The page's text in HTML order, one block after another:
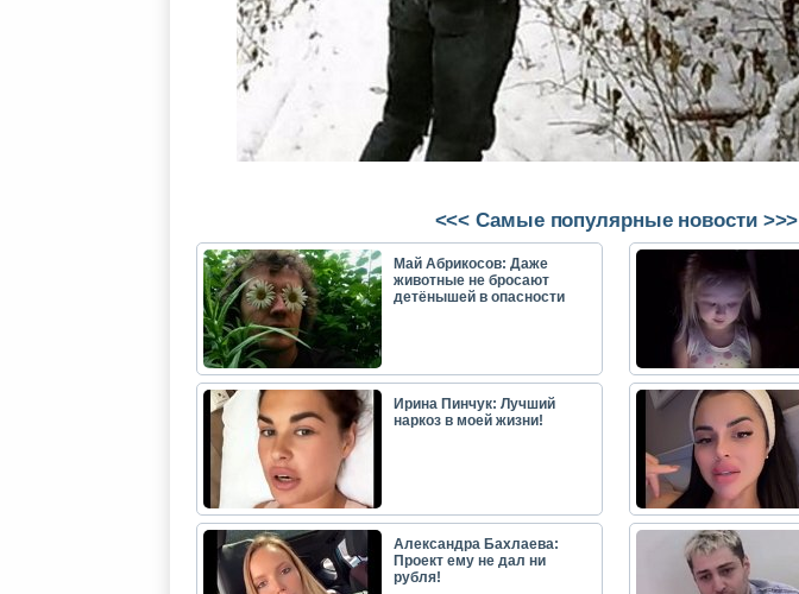
<<< Самые популярные новости >>>
Май Абрикосов: Даже
животные не бросают
детёнышей в опасности
Ирина Пинчук: Лучший
наркоз в моей жизни!
Александра Бахлаева:
Проект ему не дал ни
рубля!